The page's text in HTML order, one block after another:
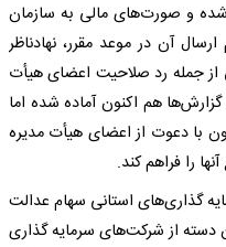
و صورت‌های مالی به سازمان
آن در موعد مقرر، نهادناظر
از جمله رد صلاحیت اعضای هیأت
هم اکنون آماده شده اما
با دعوت از اعضای هیأت مدیره
را فراهم کند.
گذاری‌های استانی سهام عدالت
دسته از شرکت‌های سرمایه گذاری